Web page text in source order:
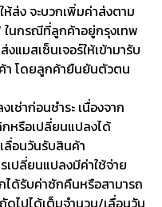
ส่ง จะบวกเพิ่มค่าส่งตาม
ในกรณีที่ลูกค้าอยู่กรุงเทพ
แมสเซ็นเจอร์ให้เข้ามารับ
า โดยลูกค้ายืนยันตัวตน
ช่าก่อนชำระ เนื่องจาก
หรือเปลี่ยนแปลงได้
อนวันรับสินค้า
เปลี่ยนแปลงมีค่าใช้จ่าย
ด้รับค่าซักคืนหรือสามารถ
ดไปได้เต็มจำนวน/เลื่อนวัน